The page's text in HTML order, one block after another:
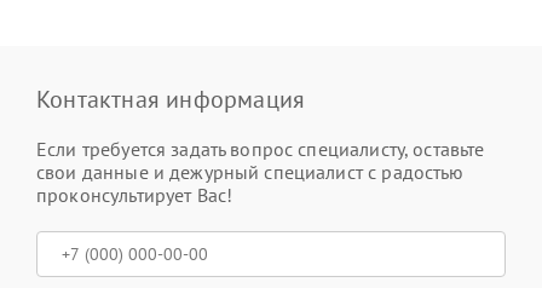
Контактная информация
Если требуется задать вопрос специалисту, оставьте
свои данные и дежурный специалист с радостью
проконсультирует Вас!